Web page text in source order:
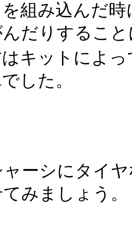
組み込んだ
だりするこ
キットによ
した。
ーシにタイ
みましょう。